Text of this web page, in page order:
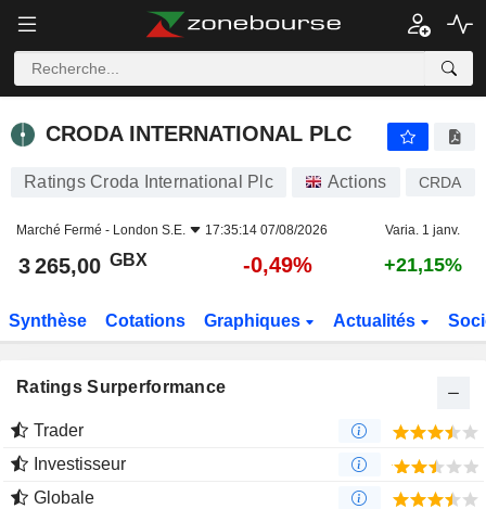
CRODA INTERNATIONAL PLC
Ratings Croda International Plc Actions CRDA
Marché Fermé - London S.E. 17:35:14 07/08/2026 Varia. 1 janv.
3 265,00 GBX -0,49% +21,15%
Synthèse Cotations Graphiques Actualités
Ratings Surperformance
Trader
Investisseur
Globale